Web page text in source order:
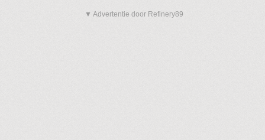
▼ Advertentie door Refinery89